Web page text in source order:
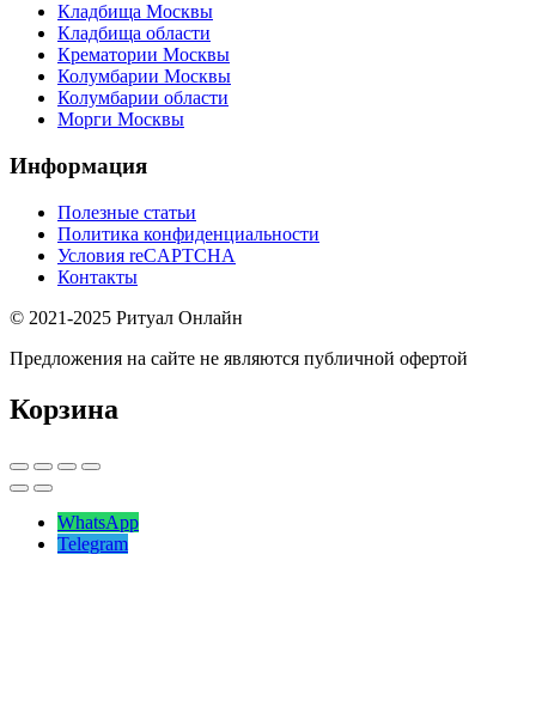
Кладбища Москвы
Кладбища области
Крематории Москвы
Колумбарии Москвы
Колумбарии области
Морги Москвы
Информация
Полезные статьи
Политика конфиденциальности
Условия reCAPTCHA
Контакты
© 2021-2025 Ритуал Онлайн
Предложения на сайте не являются публичной офертой
Корзина
WhatsApp
Telegram